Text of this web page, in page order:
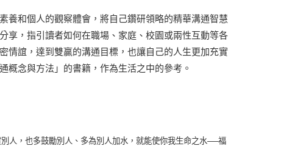
養和個人的觀察體會，將自己鑽研領略的精華溝通智慧
享，指引讀者如何在職場、家庭、校園或兩性互動等各
情誼，達到雙贏的溝通目標，也讓自己的人生更加充實
概念與方法」的書籍，作為生活之中的參考。
人，也多鼓勵別人、多為別人加水，就能使你我生命之水──福